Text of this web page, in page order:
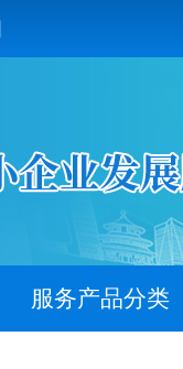
服务产品分类